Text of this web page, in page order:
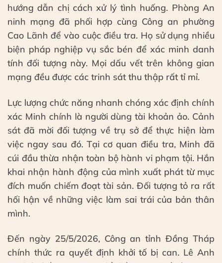
hướng dẫn chị cách xử lý tình huống. Phòng An
ninh mạng đã phối hợp cùng Công an phường
Cao Lãnh để vào cuộc điều tra. Họ sử dụng nhiều
biện pháp nghiệp vụ sắc bén để xác minh danh
tính đối tượng này. Mọi dấu vết trên không gian
mạng đều được các trinh sát thu thập rất tỉ mỉ.
Lực lượng chức năng nhanh chóng xác định chính
xác Minh chính là người dùng tài khoản ảo. Cảnh
sát đã mời đối tượng về trụ sở để thực hiện làm
việc ngay sau đó. Tại cơ quan điều tra, Minh đã
cúi đầu thừa nhận toàn bộ hành vi phạm tội. Hắn
khai nhận hành động của mình xuất phát từ mục
đích muốn chiếm đoạt tài sản. Đối tượng tỏ ra rất
hối hận về những việc làm sai trái của bản thân
mình.
Đến ngày 25/5/2026, Công an tỉnh Đồng Tháp
chính thức ra quyết định khởi tố bị can. Lê Anh